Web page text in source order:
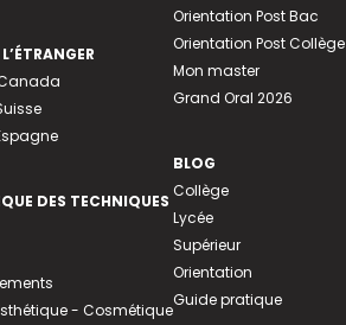
DES TECHNIQUES
- Cosmétique
Orientation Post Bac
Orientation Post Collège
Mon master
Grand Oral 2026
BLOG
Collège
Lycée
Supérieur
Orientation
Guide pratique